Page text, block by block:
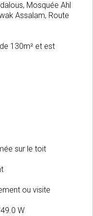
Mosquée Ahl
Assalam, Route
130m² et est
sur le toit
ou visite
W